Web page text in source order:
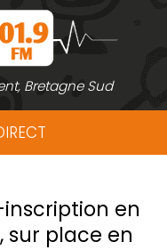
Bretagne Sud
inscription en
sur place en